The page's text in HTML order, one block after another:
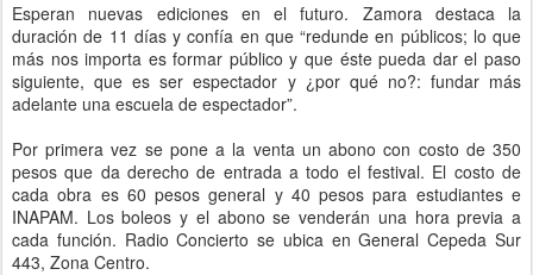
Esperan nuevas ediciones en el futuro. Zamora destaca la
duración de 11 días y confía en que “redunde en públicos; lo que
más nos importa es formar público y que éste pueda dar el paso
siguiente, que es ser espectador y ¿por qué no?: fundar más
adelante una escuela de espectador”.
Por primera vez se pone a la venta un abono con costo de 350
pesos que da derecho de entrada a todo el festival. El costo de
cada obra es 60 pesos general y 40 pesos para estudiantes e
INAPAM. Los boleos y el abono se venderán una hora previa a
cada función. Radio Concierto se ubica en General Cepeda Sur
443, Zona Centro.